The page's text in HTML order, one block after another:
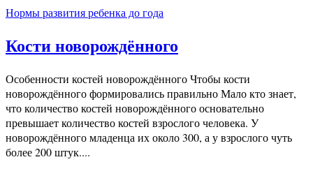
Нормы развития ребенка до года
Кости новорождённого
Особенности костей новорождённого Чтобы кости
новорождённого формировались правильно Мало кто знает,
что количество костей новорождённого основательно
превышает количество костей взрослого человека. У
новорождённого младенца их около 300, а у взрослого чуть
более 200 штук....